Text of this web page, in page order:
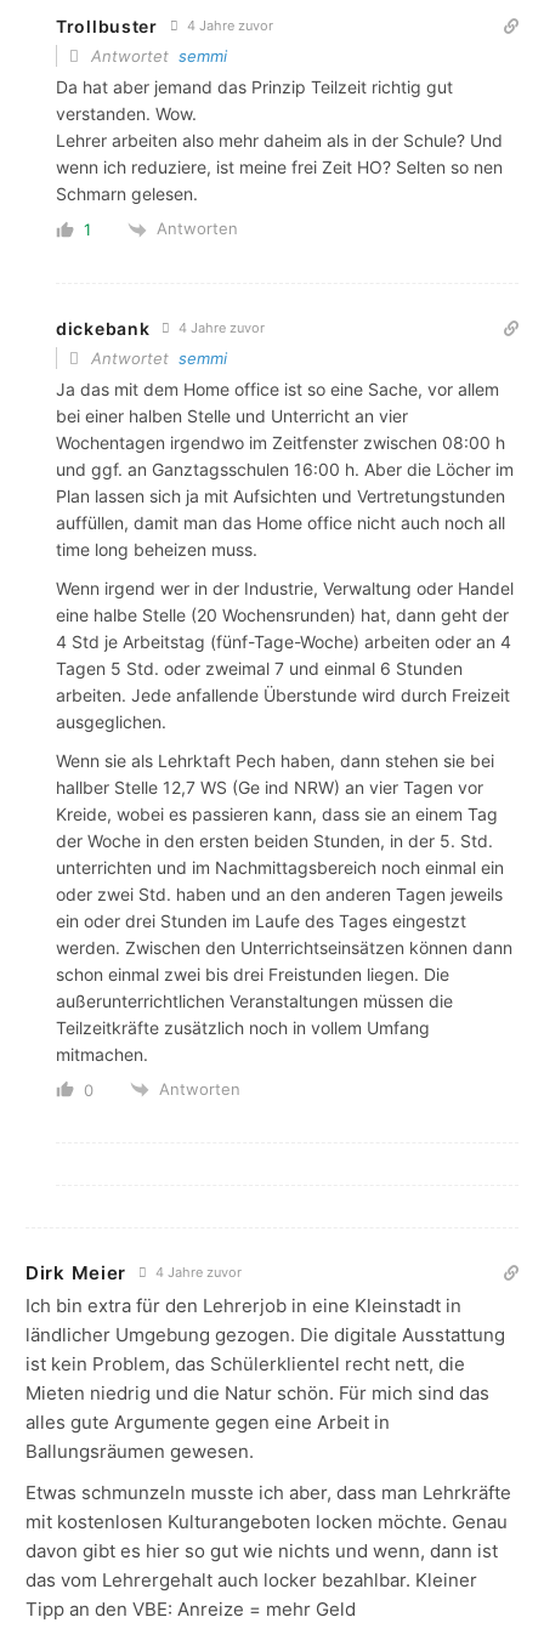
Trollbuster 4 Jahre zuvor
Antwortet semmi
Da hat aber jemand das Prinzip Teilzeit richtig gut
verstanden. Wow.
Lehrer arbeiten also mehr daheim als in der Schule? Und
wenn ich reduziere, ist meine frei Zeit HO? Selten so nen
Schmarn gelesen.
1 Antworten
dickebank 4 Jahre zuvor
Antwortet semmi
Ja das mit dem Home office ist so eine Sache, vor allem
bei einer halben Stelle und Unterricht an vier
Wochentagen irgendwo im Zeitfenster zwischen 08:00 h
und ggf. an Ganztagsschulen 16:00 h. Aber die Löcher im
Plan lassen sich ja mit Aufsichten und Vertretungstunden
auffüllen, damit man das Home office nicht auch noch all
time long beheizen muss.
Wenn irgend wer in der Industrie, Verwaltung oder Handel
eine halbe Stelle (20 Wochensrunden) hat, dann geht der
4 Std je Arbeitstag (fünf-Tage-Woche) arbeiten oder an 4
Tagen 5 Std. oder zweimal 7 und einmal 6 Stunden
arbeiten. Jede anfallende Überstunde wird durch Freizeit
ausgeglichen.
Wenn sie als Lehrktaft Pech haben, dann stehen sie bei
hallber Stelle 12,7 WS (Ge ind NRW) an vier Tagen vor
Kreide, wobei es passieren kann, dass sie an einem Tag
der Woche in den ersten beiden Stunden, in der 5. Std.
unterrichten und im Nachmittagsbereich noch einmal ein
oder zwei Std. haben und an den anderen Tagen jeweils
ein oder drei Stunden im Laufe des Tages eingestzt
werden. Zwischen den Unterrichtseinsätzen können dann
schon einmal zwei bis drei Freistunden liegen. Die
außerunterrichtlichen Veranstaltungen müssen die
Teilzeitkräfte zusätzlich noch in vollem Umfang
mitmachen.
0 Antworten
Dirk Meier 4 Jahre zuvor
Ich bin extra für den Lehrerjob in eine Kleinstadt in
ländlicher Umgebung gezogen. Die digitale Ausstattung
ist kein Problem, das Schülerklientel recht nett, die
Mieten niedrig und die Natur schön. Für mich sind das
alles gute Argumente gegen eine Arbeit in
Ballungsräumen gewesen.
Etwas schmunzeln musste ich aber, dass man Lehrkräfte
mit kostenlosen Kulturangeboten locken möchte. Genau
davon gibt es hier so gut wie nichts und wenn, dann ist
das vom Lehrergehalt auch locker bezahlbar. Kleiner
Tipp an den VBE: Anreize = mehr Geld